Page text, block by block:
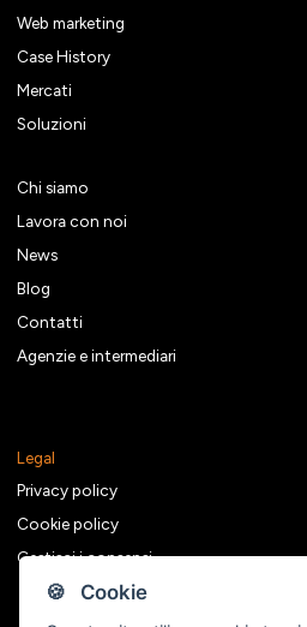
🍪 Cookie
Web marketing
Case History
Mercati
Soluzioni
Chi siamo
Lavora con noi
News
Blog
Contatti
Agenzie e intermediari
Legal
Privacy policy
Cookie policy
Gestisci i consensi